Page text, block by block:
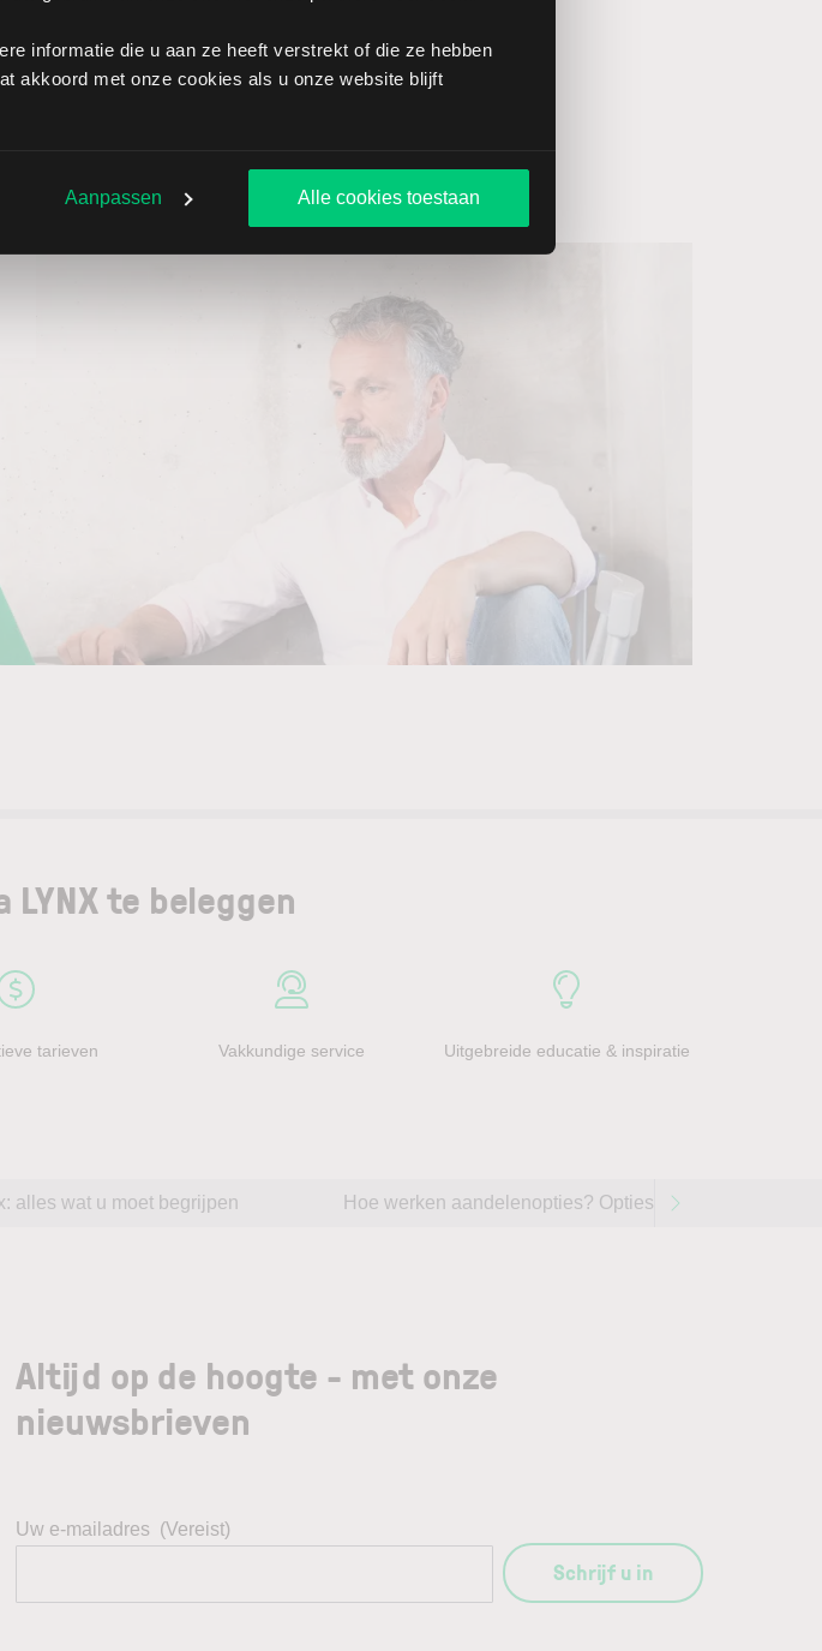
informatie die u aan ze heeft verstrekt of die ze hebben
akkoord met onze cookies als u onze website blijft
Aanpassen Alle cookies toestaan
wat een minimale
kleinere
te handelen. Denk
te beleggen
tarieven Vakkundige service Uitgebreide educatie & inspiratie
alles wat u moet begrijpen Hoe werken aandelenopties? Opties handelen op
Altijd op de hoogte - met onze
nieuwsbrieven
Uw e-mailadres (Vereist)
Schrijf u in